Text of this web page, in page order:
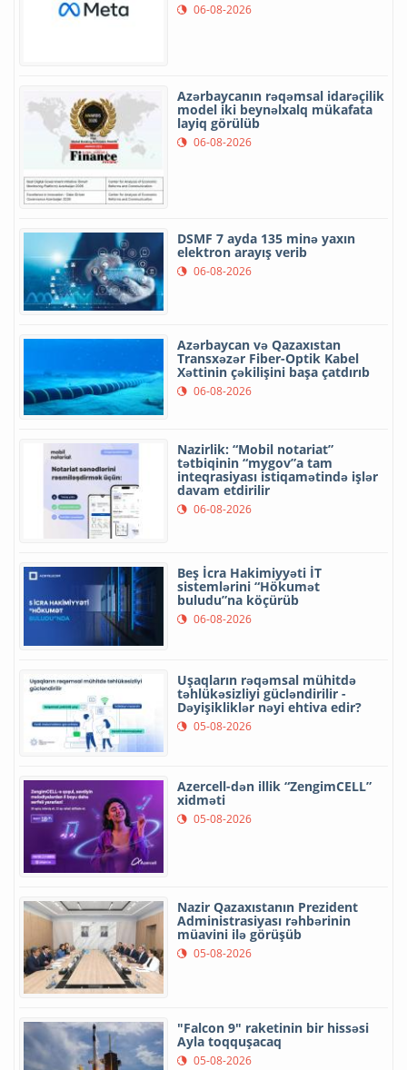
06-08-2026
Azərbaycanın rəqəmsal idarəçilik
model iki beynəlxalq mükafata
layiq görülüb
06-08-2026
DSMF 7 ayda 135 minə yaxın
elektron arayış verib
06-08-2026
Azərbaycan və Qazaxıstan
Transxəzər Fiber-Optik Kabel
Xəttinin çəkilişini başa çatdırıb
06-08-2026
Nazirlik: “Mobil notariat”
tətbiqinin “mygov”a tam
inteqrasiyası istiqamətində işlər
davam etdirilir
06-08-2026
Beş İcra Hakimiyyəti İT
sistemlərini “Hökumət
buludu”na köçürüb
06-08-2026
Uşaqların rəqəmsal mühitdə
təhlükəsizliyi gücləndirilir -
Dəyişikliklər nəyi ehtiva edir?
05-08-2026
Azercell-dən illik “ZengimCELL”
xidməti
05-08-2026
Nazir Qazaxıstanın Prezident
Administrasiyası rəhbərinin
müavini ilə görüşüb
05-08-2026
"Falcon 9" raketinin bir hissəsi
Ayla toqquşacaq
05-08-2026